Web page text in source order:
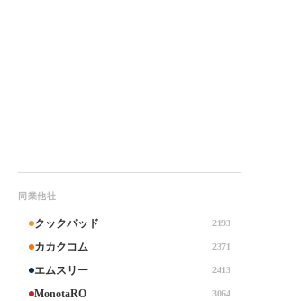
同業他社
クックパッド 2193
カカクコム 2371
エムスリー 2413
MonotaRO 3064